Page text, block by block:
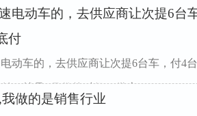
电动车的，去供应商让次提6台
付
动车的，去供应商让次提6台车，付4
，就是1月份的时侯，供应"315...
做的是销售行业